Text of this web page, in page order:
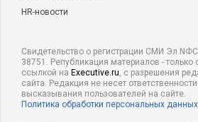
HR-новости
Свидетельство о регистрации СМИ Эл
38751. Републикация материалов - только
ссылкой на Executive.ru, с разрешения
сайта. Редакция не несет ответственности
высказывания пользователей на сайте.
Политика обработки персональных данных